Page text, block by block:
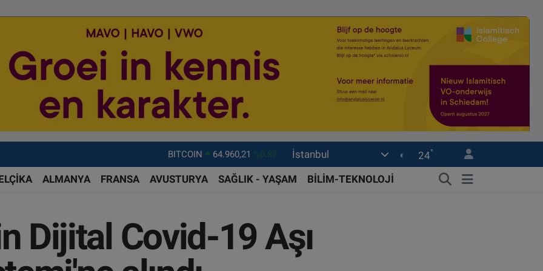
BITCOIN 64.960,21 %0.87
47,7436
GRAM ALTIN
6660.55 %0.03
BİST100
İstanbul 24°
ALMANYA FRANSA AVUSTURYA SAĞLIK - YAŞAM BİLİM-TEKNOLOJİ
Dijital Covid-19 Aşı